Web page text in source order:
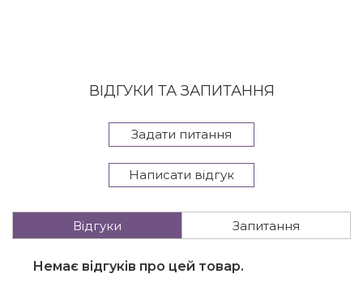
ВІДГУКИ ТА ЗАПИТАННЯ
Задати питання
Написати відгук
Відгуки Запитання
Немає відгуків про цей товар.